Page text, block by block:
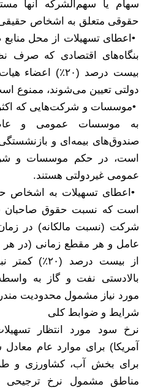
سهام یا سهم‌الشرکه آنها
حقوقی متعلق به اشخاص
•اعطای تسهیلات از محل
بنگاه‌های اقتصادی که صرف
بیست درصد (۲۰٪)
دولتی تعیین می‌شوند، ممنوع
•موسسات و شرکت‌هایی که
به موسسات عمومی و
صندوق‌های بیمه‌ای و
است، در حکم موسسات و
عمومی غیردولتی هستند.
• اعطای تسهیلات به اشخاص
است که نسبت حقوق صاحبان
شرکت (نسبت مالکانه) در
عامل و هر مقطع زمانی (در هر
از بیست درصد
بالادستی نفت و گاز به
مورد نیاز مشمول محدودیت
شرایط و ضوابط کلی
نرخ سود مورد انتظار
برای بخش آب، کشاورزی و